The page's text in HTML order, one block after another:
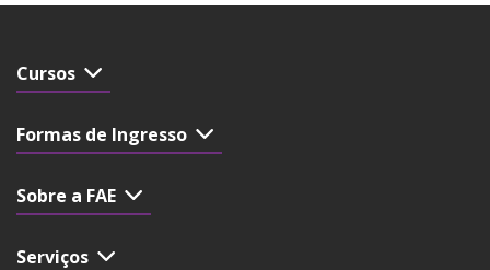
Cursos
Formas de Ingresso
Sobre a FAE
Serviços